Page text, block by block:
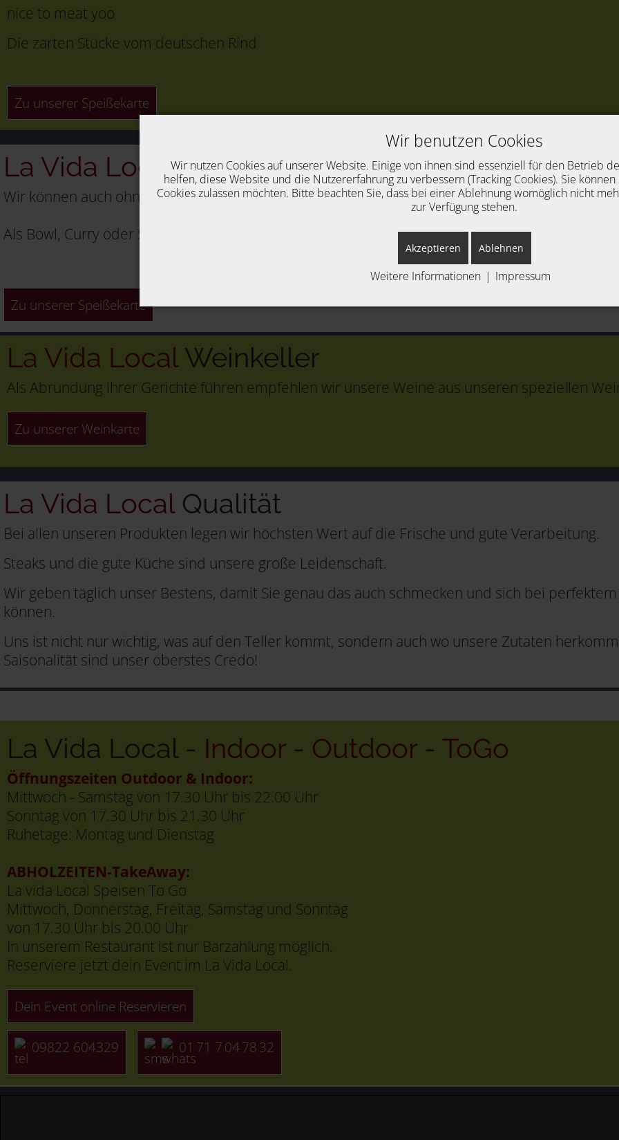
nice to meat yoo
Die zarten Stücke vom deutschen Rind
Zu unserer Speißekarte
La Vida LocalVegan
Wir können auch ohne Fleisch.
Als Bowl, Curry oder Salat, alles ist möglich.
Zu unserer Speißekarte
La Vida LocalWeinkeller
Als Abrundung ihrer Gerichte führen empfehlen wir unsere Weine aus unseren speziellen
Zu unserer Weinkarte
La Vida LocalQualität
Bei allen unseren Produkten legen wir höchsten Wert auf die Frische und gute Verarbeitung.
Steaks und die gute Küche sind unsere große Leidenschaft.
Wir geben täglich unser Bestens, damit Sie genau das auch schmecken und sich bei
können.
Uns ist nicht nur wichtig, was auf den Teller kommt, sondern auch wo unsere Zutaten
Saisonalität sind unser oberstes Credo!
La Vida Local - Indoor - Outdoor - ToGo
Öffnungszeiten Outdoor & Indoor:
Mittwoch - Samstag von 17.30 Uhr bis 22.00 Uhr
Sonntag von 17.30 Uhr bis 21.30 Uhr
Ruhetage: Montag und Dienstag
ABHOLZEITEN-TakeAway:
La vida Local Speisen To Go
Mittwoch, Donnerstag, Freitag, Samstag und Sonntag
von 17.30 Uhr bis 20.00 Uhr
In unserem Restaurant ist nur Barzahlung möglich.
Reserviere jetzt dein Event im La Vida Local.
Dein Event online Reservieren
09822 604329 01 71 7 04 78 32
Wir benutzen Cookies
Wir nutzen Cookies auf unserer Website. Einige von ihnen sind essenziell für den Betrieb
helfen, diese Website und die Nutzererfahrung zu verbessern (Tracking Cookies). Sie
Cookies zulassen möchten. Bitte beachten Sie, dass bei einer Ablehnung womöglich nicht
zur Verfügung stehen.
Akzeptieren Ablehnen
Weitere Informationen | Impressum